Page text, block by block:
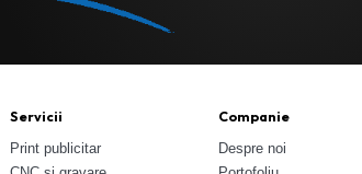
Servicii
Print publicitar
Companie
Despre noi